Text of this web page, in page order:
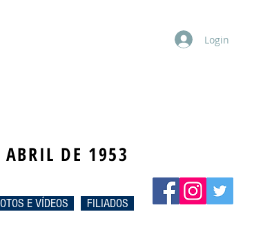
Login
DE 1953
E VÍDEOS FILIADOS